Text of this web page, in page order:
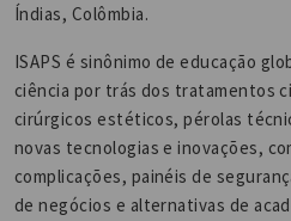
Índias, Colômbia.
ISAPS é sinônimo de educação
ciência por trás dos tratamentos
cirúrgicos estéticos, pérolas
novas tecnologias e inovações,
complicações, painéis de
de negócios e alternativas de